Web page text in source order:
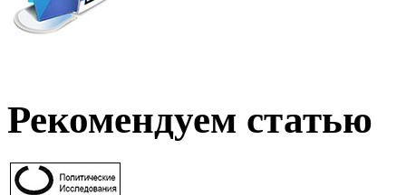
Рекомендуем статью